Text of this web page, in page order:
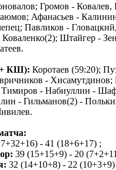
Громов -
Афанасьев -
Павликов -
Штайгер -
+ КШ): Коротаев (59:20);
- Хисамутдинов;
- Набиуллин -
- Гильманов(2) -
- 41 (18+6+17) ;
39 (15+15+9) - 20
32 (14+10+8) - 22 (10+3+9)